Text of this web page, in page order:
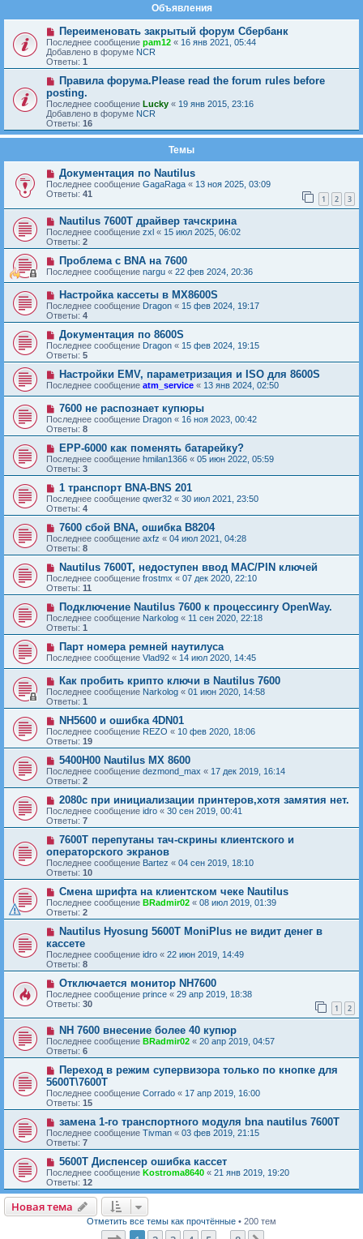
Объявления
Переименовать закрытый форум Сбербанк
Последнее сообщение pam12 « 16 янв 2021, 05:44
Добавлено в форуме NCR
Ответы: 1
Правила форума.Please read the forum rules before
posting.
Последнее сообщение Lucky « 19 янв 2015, 23:16
Добавлено в форуме NCR
Ответы: 16
Темы
Документация по Nautilus
Последнее сообщение GagaRaga « 13 ноя 2025, 03:09
Ответы: 41 1 2 3
Nautilus 7600T драйвер тачскрина
Последнее сообщение zxl « 15 июл 2025, 06:02
Ответы: 2
Проблема с BNA на 7600
Последнее сообщение nargu « 22 фев 2024, 20:36
Настройка кассеты в MX8600S
Последнее сообщение Dragon « 15 фев 2024, 19:17
Ответы: 4
Документация по 8600S
Последнее сообщение Dragon « 15 фев 2024, 19:15
Ответы: 5
Настройки EMV, параметризация и ISO для 8600S
Последнее сообщение atm_service « 13 янв 2024, 02:50
7600 не распознает купюры
Последнее сообщение Dragon « 16 ноя 2023, 00:42
Ответы: 8
EPP-6000 как поменять батарейку?
Последнее сообщение hmilan1366 « 05 июн 2022, 05:59
Ответы: 3
1 транспорт BNA-BNS 201
Последнее сообщение qwer32 « 30 июл 2021, 23:50
Ответы: 4
7600 сбой BNA, ошибка B8204
Последнее сообщение axfz « 04 июл 2021, 04:28
Ответы: 8
Nautilus 7600T, недоступен ввод МАС/PIN ключей
Последнее сообщение frostmx « 07 дек 2020, 22:10
Ответы: 11
Подключение Nautilus 7600 к процессингу OpenWay.
Последнее сообщение Narkolog « 11 сен 2020, 22:18
Ответы: 1
Парт номера ремней наутилуса
Последнее сообщение Vlad92 « 14 июл 2020, 14:45
Как пробить крипто ключи в Nautilus 7600
Последнее сообщение Narkolog « 01 июн 2020, 14:58
Ответы: 1
NH5600 и ошибка 4DN01
Последнее сообщение REZO « 10 фев 2020, 18:06
Ответы: 19
5400H00 Nautilus MX 8600
Последнее сообщение dezmond_max « 17 дек 2019, 16:14
Ответы: 2
2080с при инициализации принтеров,хотя замятия нет.
Последнее сообщение idro « 30 сен 2019, 00:41
Ответы: 7
7600T перепутаны тач-скрины клиентского и
операторского экранов
Последнее сообщение Bartez « 04 сен 2019, 18:10
Ответы: 10
Смена шрифта на клиентском чеке Nautilus
Последнее сообщение BRadmir02 « 08 июл 2019, 01:39
Ответы: 2
Nautilus Hyosung 5600T MoniPlus не видит денег в
кассете
Последнее сообщение idro « 22 июн 2019, 14:49
Ответы: 8
Отключается монитор NH7600
Последнее сообщение prince « 29 апр 2019, 18:38
Ответы: 30 1 2
NH 7600 внесение более 40 купюр
Последнее сообщение BRadmir02 « 20 апр 2019, 04:57
Ответы: 6
Переход в режим супервизора только по кнопке для
5600T\7600T
Последнее сообщение Corrado « 17 апр 2019, 16:00
Ответы: 15
замена 1-го транспортного модуля bna nautilus 7600T
Последнее сообщение Tivman « 03 фев 2019, 21:15
Ответы: 7
5600T Диспенсер ошибка кассет
Последнее сообщение Kostroma8640 « 21 янв 2019, 19:20
Ответы: 12
Новая тема
Новаятема
Отметить все темы как прочтённые • 200 тем